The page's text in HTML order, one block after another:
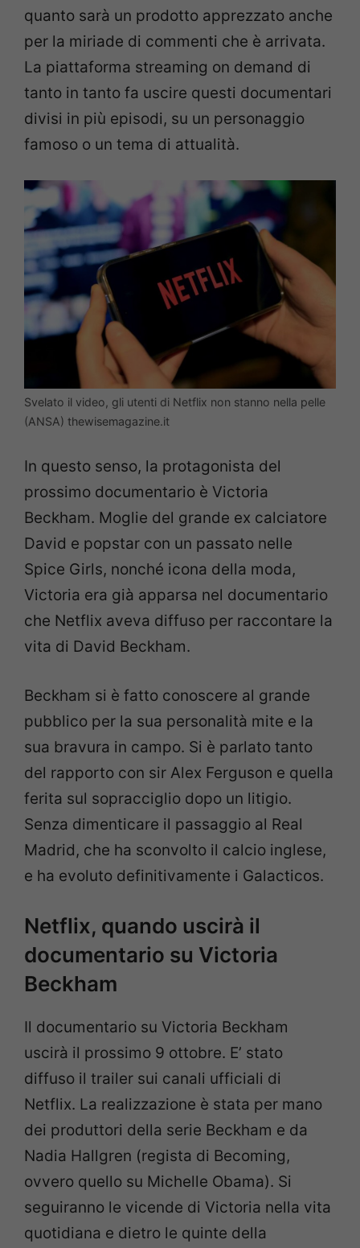
quanto sarà un prodotto apprezzato anche
per la miriade di commenti che è arrivata.
La piattaforma streaming on demand di
tanto in tanto fa uscire questi documentari
divisi in più episodi, su un personaggio
famoso o un tema di attualità.
Svelato il video, gli utenti di Netflix non stanno nella pelle
(ANSA) thewisemagazine.it
In questo senso, la protagonista del
prossimo documentario è Victoria
Beckham. Moglie del grande ex calciatore
David e popstar con un passato nelle
Spice Girls, nonché icona della moda,
Victoria era già apparsa nel documentario
che Netflix aveva diffuso per raccontare la
vita di David Beckham.
Beckham si è fatto conoscere al grande
pubblico per la sua personalità mite e la
sua bravura in campo. Si è parlato tanto
del rapporto con sir Alex Ferguson e quella
ferita sul sopracciglio dopo un litigio.
Senza dimenticare il passaggio al Real
Madrid, che ha sconvolto il calcio inglese,
e ha evoluto definitivamente i Galacticos.
Netflix, quando uscirà il
documentario su Victoria
Beckham
Il documentario su Victoria Beckham
uscirà il prossimo 9 ottobre. E’ stato
diffuso il trailer sui canali ufficiali di
Netflix. La realizzazione è stata per mano
dei produttori della serie Beckham e da
Nadia Hallgren (regista di Becoming,
ovvero quello su Michelle Obama). Si
seguiranno le vicende di Victoria nella vita
quotidiana e dietro le quinte della